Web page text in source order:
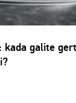
kada galite